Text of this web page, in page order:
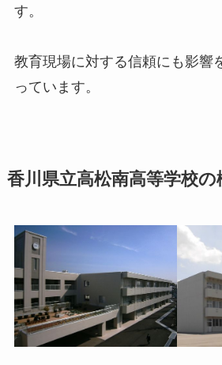
す。
教育現場に対する信頼にも影響
っています。
香川県立高松南高等学校の